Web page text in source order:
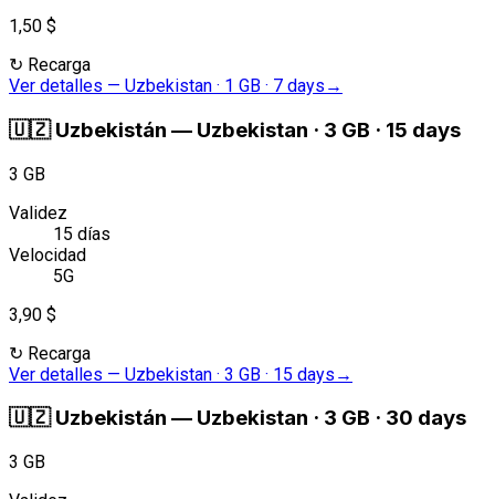
1,50 $
↻ Recarga
Ver detalles — Uzbekistan · 1 GB · 7 days →
🇺🇿 Uzbekistán — Uzbekistan · 3 GB · 15 days
3 GB
Validez
15 días
Velocidad
5G
3,90 $
↻ Recarga
Ver detalles — Uzbekistan · 3 GB · 15 days →
🇺🇿 Uzbekistán — Uzbekistan · 3 GB · 30 days
3 GB